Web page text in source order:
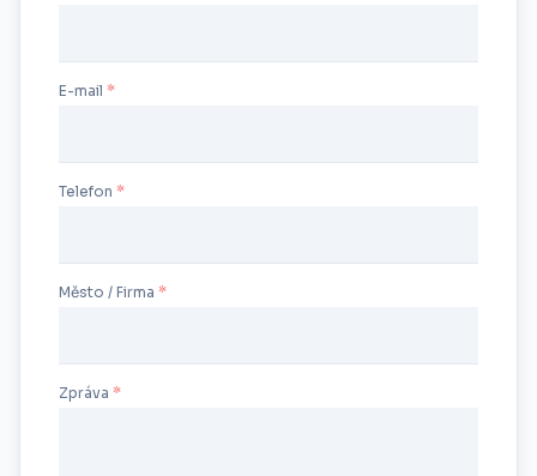
Zpráva
E-mail
Telefon
Město / Firma